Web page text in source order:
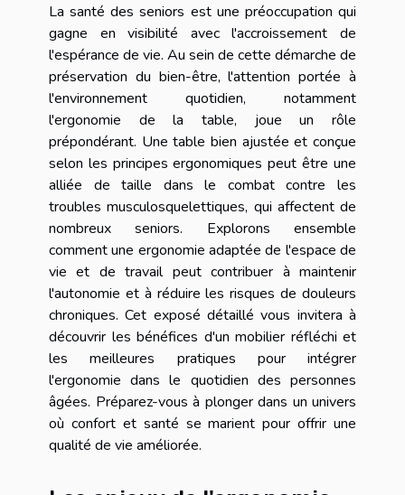
La santé des seniors est une préoccupation qui
gagne en visibilité avec l'accroissement de
l'espérance de vie. Au sein de cette démarche de
préservation du bien-être, l'attention portée à
l'environnement quotidien, notamment
l'ergonomie de la table, joue un rôle
prépondérant. Une table bien ajustée et conçue
selon les principes ergonomiques peut être une
alliée de taille dans le combat contre les
troubles musculosquelettiques, qui affectent de
nombreux seniors. Explorons ensemble
comment une ergonomie adaptée de l'espace de
vie et de travail peut contribuer à maintenir
l'autonomie et à réduire les risques de douleurs
chroniques. Cet exposé détaillé vous invitera à
découvrir les bénéfices d'un mobilier réfléchi et
les meilleures pratiques pour intégrer
l'ergonomie dans le quotidien des personnes
âgées. Préparez-vous à plonger dans un univers
où confort et santé se marient pour offrir une
qualité de vie améliorée.